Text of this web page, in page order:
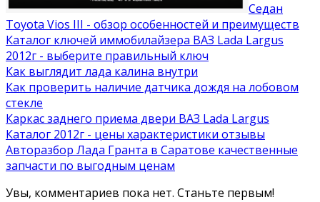
Седан
Toyota Vios III - обзор особенностей и преимуществ
Каталог ключей иммобилайзера ВАЗ Lada Largus
2012г - выберите правильный ключ
Как выглядит лада калина внутри
Как проверить наличие датчика дождя на лобовом
стекле
Каркас заднего приема двери ВАЗ Lada Largus
Каталог 2012г - цены характеристики отзывы
Авторазбор Лада Гранта в Саратове качественные
запчасти по выгодным ценам
Увы, комментариев пока нет. Станьте первым!